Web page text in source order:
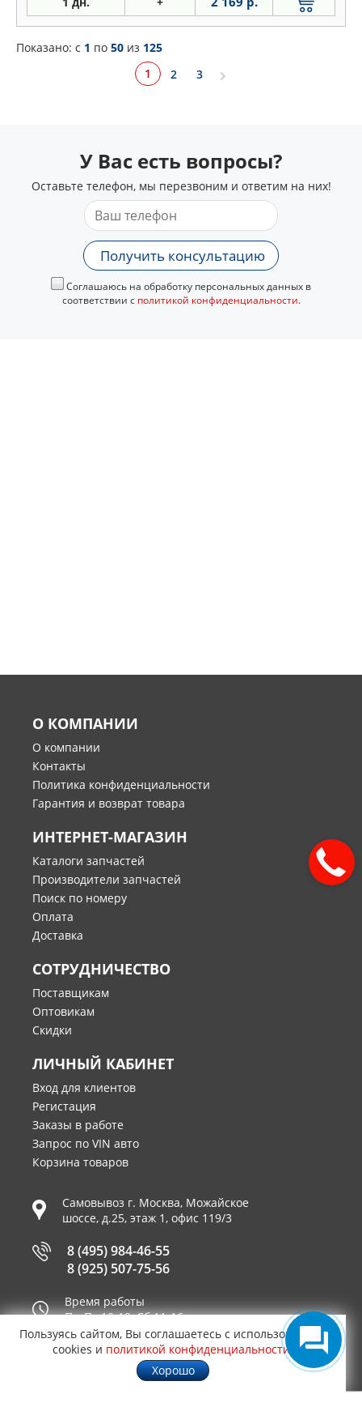
Показано: c 1 по 50 из 125
1
2 3
У Вас есть вопросы?
Оставьте телефон, мы перезвоним и ответим на них!
Получить консультацию
Соглашаюсь на обработку персональных данных в
соответствии с политикой конфиденциальности.
О КОМПАНИИ
О компании
Контакты
Политика конфиденциальности
Гарантия и возврат товара
ИНТЕРНЕТ-МАГАЗИН
Каталоги запчастей
Производители запчастей
Поиск по номеру
Оплата
Доставка
СОТРУДНИЧЕСТВО
Поставщикам
Оптовикам
Скидки
ЛИЧНЫЙ КАБИНЕТ
Вход для клиентов
Регистация
Заказы в работе
Запрос по VIN авто
Корзина товаров
Самовывоз г. Москва, Можайское
шоссе, д.25, этаж 1, офис 119/3
8 (495) 984-46-55
8 (925) 507-75-56
Время работы
Пн-Пт 10-19, Сб 11-16
Принимаем к оплате
Пользуясь сайтом, Вы соглашаетесь с использованием
cookies и политикой конфиденциальности
Хорошо